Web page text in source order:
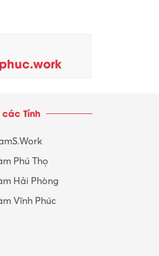
Tỉnh
Phú Thọ
Hải Phòng
Vĩnh Phúc